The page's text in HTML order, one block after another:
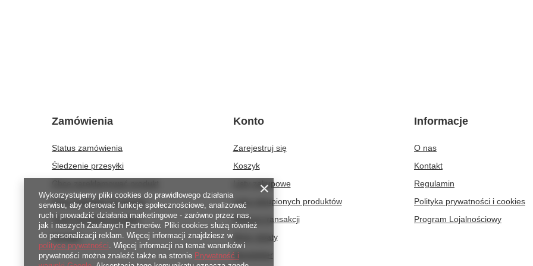
Zamówienia
Status zamówienia
Śledzenie przesyłki
Chcę odstąpić od umowy
Chcę wymienić produkt
Kontakt
Konto
Zarejestruj się
Koszyk
Listy zakupowe
Lista zakupionych produktów
Historia transakcji
Moje rabaty
Newsletter
Informacje
O nas
Kontakt
Regulamin
Polityka prywatności i cookies
Program Lojalnościowy
Wykorzystujemy pliki cookies do prawidłowego działania
serwisu, aby oferować funkcje społecznościowe, analizować
ruch i prowadzić działania marketingowe - zarówno przez nas,
jak i naszych Zaufanych Partnerów. Pliki cookies służą również
do personalizacji reklam. Więcej informacji znajdziesz w
polityce prywatności. Więcej informacji na temat warunków i
prywatności można znaleźć także na stronie Prywatność i